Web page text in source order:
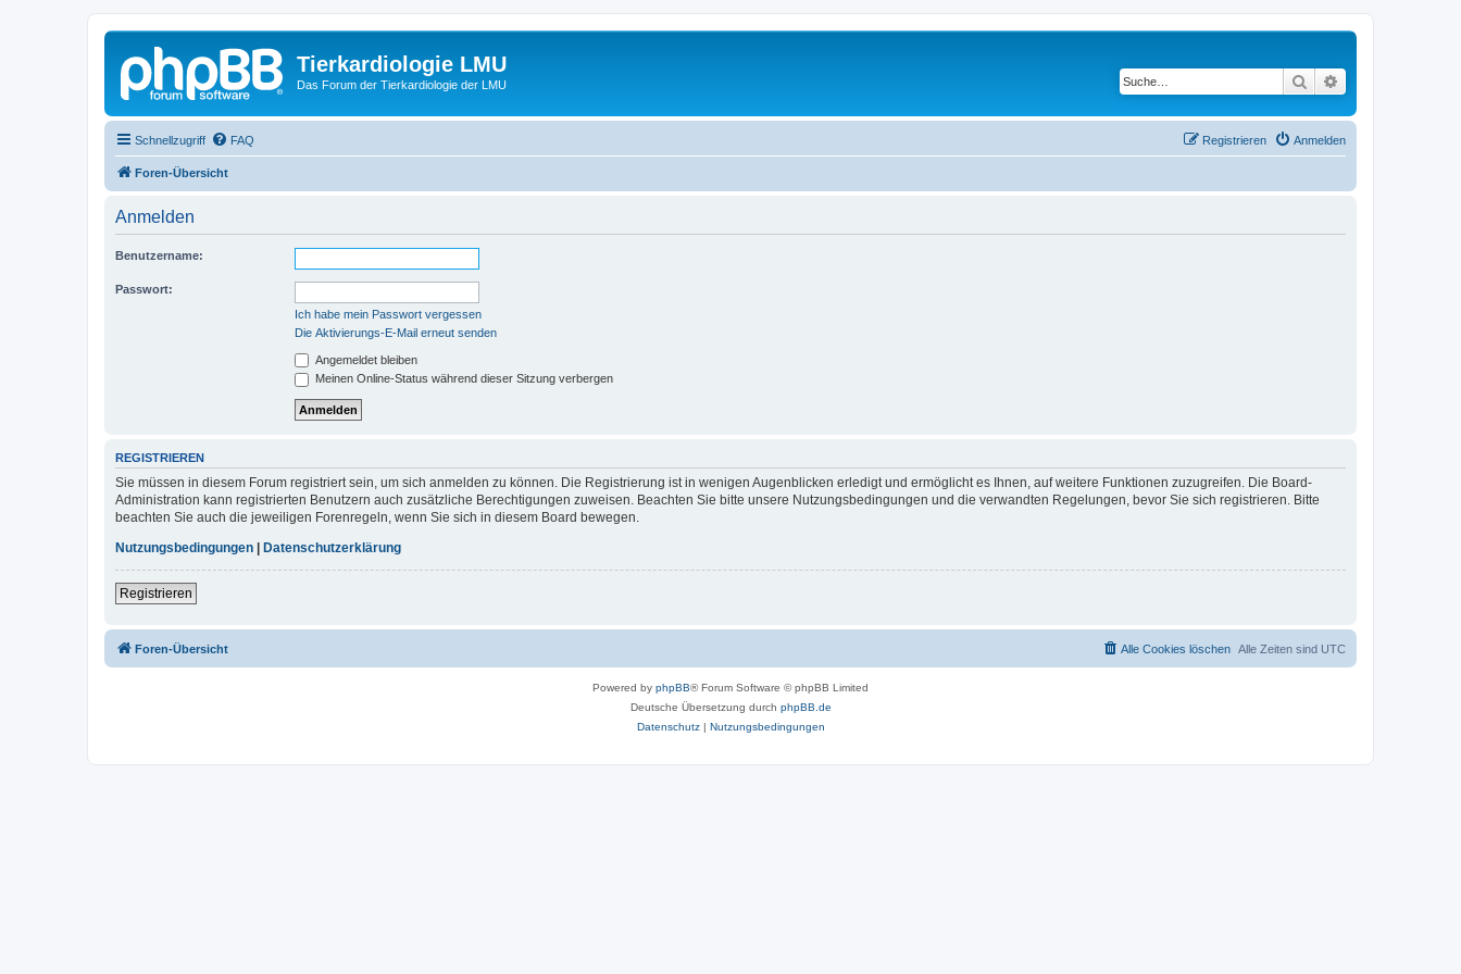
Tierkardiologie LMU
Das Forum der Tierkardiologie der LMU Suche
Schnellzugriff FAQ Anmelden
Registrieren
Foren-Übersicht
Anmelden
Benutzername:
Passwort:
Ich habe mein Passwort vergessen
Die Aktivierungs-E-Mail erneut senden
Angemeldet bleiben
Meinen Online-Status während dieser Sitzung verbergen
REGISTRIEREN
Sie müssen in diesem Forum registriert sein, um sich anmelden zu können. Die Registrierung ist in wenigen Augenblicken erledigt und ermöglicht es Ihnen, auf weitere Funktionen zuzugreifen. Die Board-
Administration kann registrierten Benutzern auch zusätzliche Berechtigungen zuweisen. Beachten Sie bitte unsere Nutzungsbedingungen und die verwandten Regelungen, bevor Sie sich registrieren. Bitte
beachten Sie auch die jeweiligen Forenregeln, wenn Sie sich in diesem Board bewegen.
Nutzungsbedingungen
Datenschutzerklärung
Registrieren
Foren-Übersicht Alle Zeiten sind UTC
Alle Cookies löschen
Powered by phpBB® Forum Software © phpBB Limited
Deutsche Übersetzung durch phpBB.de
Datenschutz| Nutzungsbedingungen